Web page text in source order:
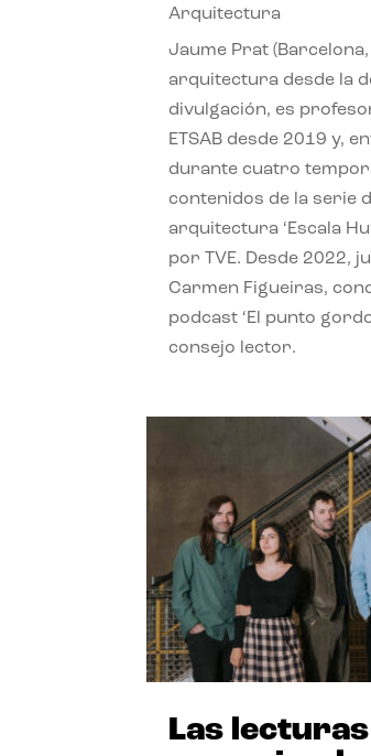
Arquitectura
Jaume Prat
arquitectura desde la
divulgación, es
ETSAB desde 2019 y,
durante cuatro
contenidos de la serie
arquitectura ‘Escala
por TVE. Desde 2022,
Carmen Figueiras,
podcast ‘El punto
consejo lector.
Las